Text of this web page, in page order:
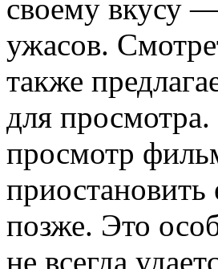
своему вкусу
ужасов.
также
для
просмотр
позже. Это
не всегда